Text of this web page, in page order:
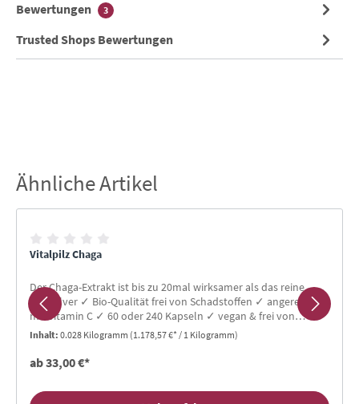
Bewertungen
3
Trusted Shops Bewertungen
Produktgalerie überspringen
Ähnliche Artikel
Vitalpilz Chaga
Der Chaga-Extrakt ist bis zu 20mal wirksamer als das reine
Pilzpulver ✓ Bio-Qualität frei von Schadstoffen ✓ angereichert
mit Vitamin C ✓ 60 oder 240 Kapseln ✓ vegan & frei von
Gluten & Laktose
Inhalt: 0.028 Kilogramm (1.178,57 €* / 1 Kilogramm)
ab 33,00 €*